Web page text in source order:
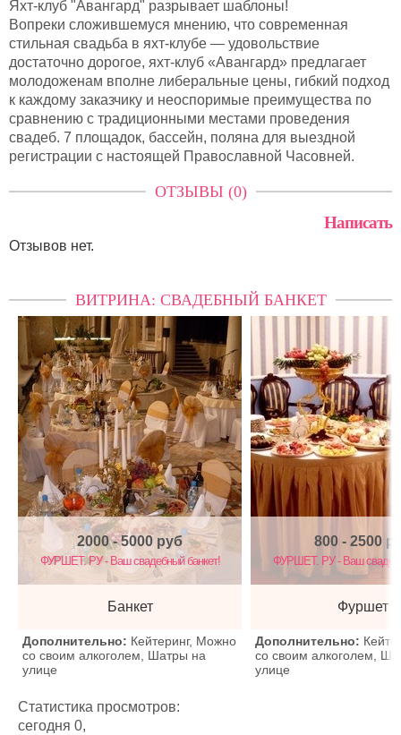
Яхт-клуб "Авангард" разрывает шаблоны!
Вопреки сложившемуся мнению, что современная
стильная свадьба в яхт-клубе — удовольствие
достаточно дорогое, яхт-клуб «Авангард» предлагает
молодоженам вполне либеральные цены, гибкий подход
к каждому заказчику и неоспоримые преимущества по
сравнению с традиционными местами проведения
свадеб. 7 площадок, бассейн, поляна для выездной
регистрации с настоящей Православной Часовней.
ОТЗЫВЫ (0)
Написать
Отзывов нет.
ВИТРИНА: СВАДЕБНЫЙ БАНКЕТ
Банкет
2000 - 5000 руб
ФУРШЕТ. РУ - Ваш свадебный банкет!
Дополнительно: Кейтеринг, Можно
со своим алкоголем, Шатры на
улице
Фуршет
800 - 2500
ФУРШЕТ. РУ - Ваш
Дополнительно:
со своим алкоголем,
улице
Статистика просмотров:
сегодня 0,